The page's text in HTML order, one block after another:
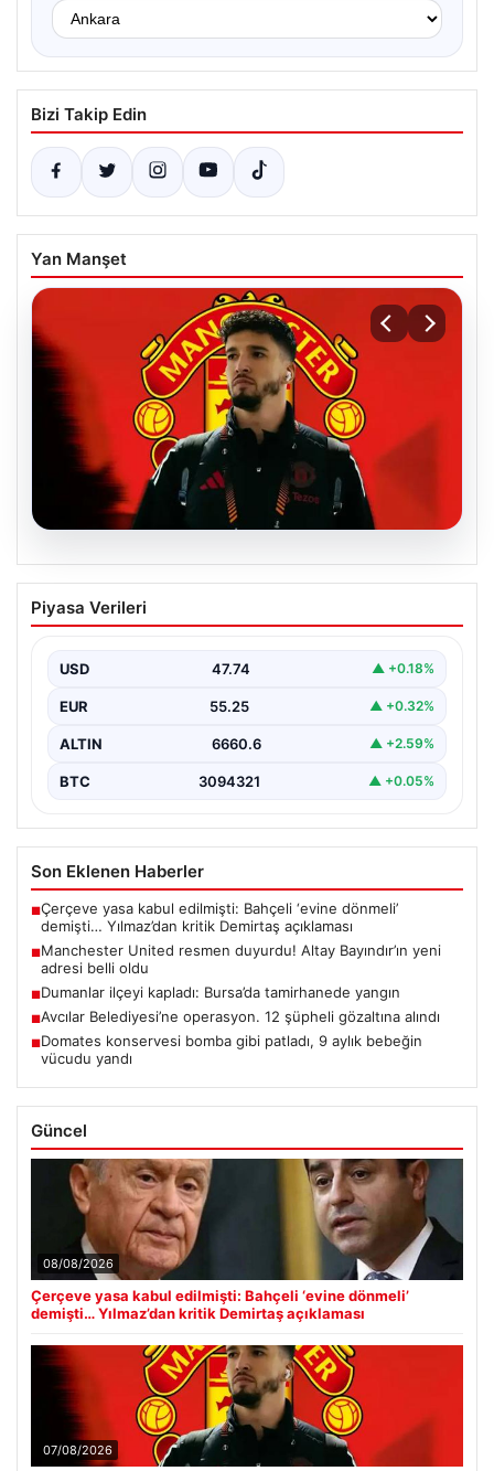
Bizi Takip Edin
Yan Manşet
Manchester United resmen duyurdu!
Altay Bayındır’ın yeni adresi belli oldu
Piyasa Verileri
USD 47.74 ▲ +0.18%
EUR 55.25 ▲ +0.32%
ALTIN 6660.6 ▲ +2.59%
BTC 3094321 ▲ +0.05%
Son Eklenen Haberler
■Çerçeve yasa kabul edilmişti: Bahçeli ‘evine dönmeli’
demişti… Yılmaz’dan kritik Demirtaş açıklaması
■Manchester United resmen duyurdu! Altay Bayındır’ın yeni
adresi belli oldu
■Dumanlar ilçeyi kapladı: Bursa’da tamirhanede yangın
■Avcılar Belediyesi’ne operasyon. 12 şüpheli gözaltına alındı
■Domates konservesi bomba gibi patladı, 9 aylık bebeğin
vücudu yandı
Güncel
08/08/2026
Çerçeve yasa kabul edilmişti: Bahçeli ‘evine dönmeli’
demişti… Yılmaz’dan kritik Demirtaş açıklaması
07/08/2026